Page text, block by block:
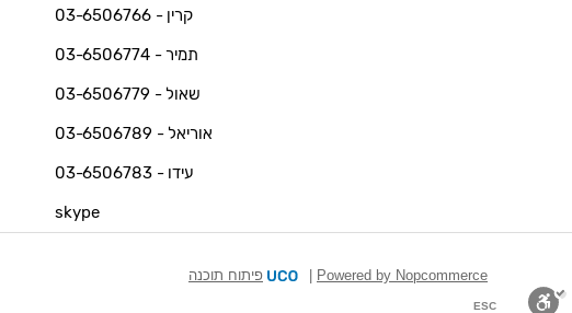
קרין - 03-6506766
תמיר - 03-6506774
שאול - 03-6506779
אוריאל - 03-6506789
עידו - 03-6506783
skype
פיתוח תוכנה Powered by Nopcommerce
ESC